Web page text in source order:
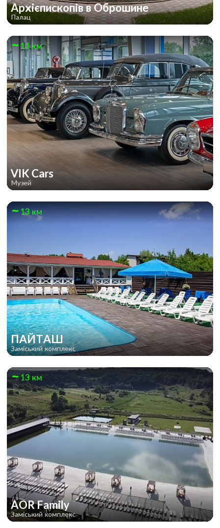
Архієпископів в Оброшине
Палац
11 км
VIK Cars
Музей
13 км
ПАЙТАШ
Заміський комплекс
13 км
AOR Family
Заміський комплекс